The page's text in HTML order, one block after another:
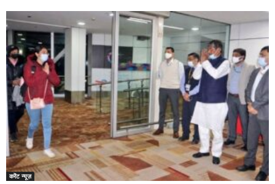
करेंट न्यूज़